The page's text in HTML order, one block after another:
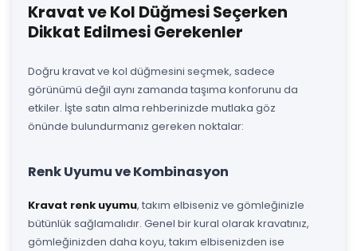
Kravat ve Kol Düğmesi Seçerken
Dikkat Edilmesi Gerekenler
Doğru kravat ve kol düğmesini seçmek, sadece
görünümü değil aynı zamanda taşıma konforunu da
etkiler. İşte satın alma rehberinizde mutlaka göz
önünde bulundurmanız gereken noktalar:
Renk Uyumu ve Kombinasyon
Kravat renk uyumu, takım elbiseniz ve gömleğinizle
bütünlük sağlamalıdır. Genel bir kural olarak kravatınız,
gömleğinizden daha koyu, takım elbisenizden ise